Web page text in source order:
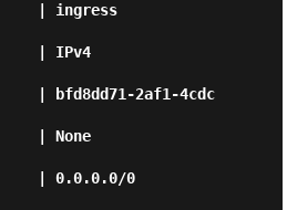
| ingress
| IPv4
2af1-4cdc
| None
| 0.0.0.0/0